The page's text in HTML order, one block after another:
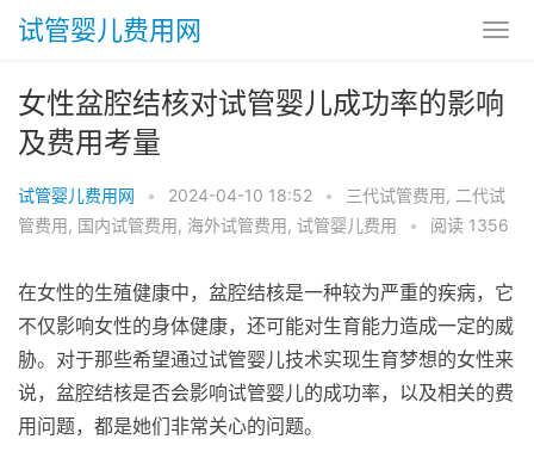
试管婴儿费用网
女性盆腔结核对试管婴儿成功率的影响
及费用考量
试管婴儿费用网 • 2024-04-10 18:52 • 三代试管费用, 二代试
管费用, 国内试管费用, 海外试管费用, 试管婴儿费用 • 阅读 1356
在女性的生殖健康中，盆腔结核是一种较为严重的疾病，它
不仅影响女性的身体健康，还可能对生育能力造成一定的威
胁。对于那些希望通过试管婴儿技术实现生育梦想的女性来
说，盆腔结核是否会影响试管婴儿的成功率，以及相关的费
用问题，都是她们非常关心的问题。